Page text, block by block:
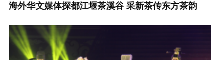
海外华文媒体探都江堰茶溪谷 采新茶传东方茶韵